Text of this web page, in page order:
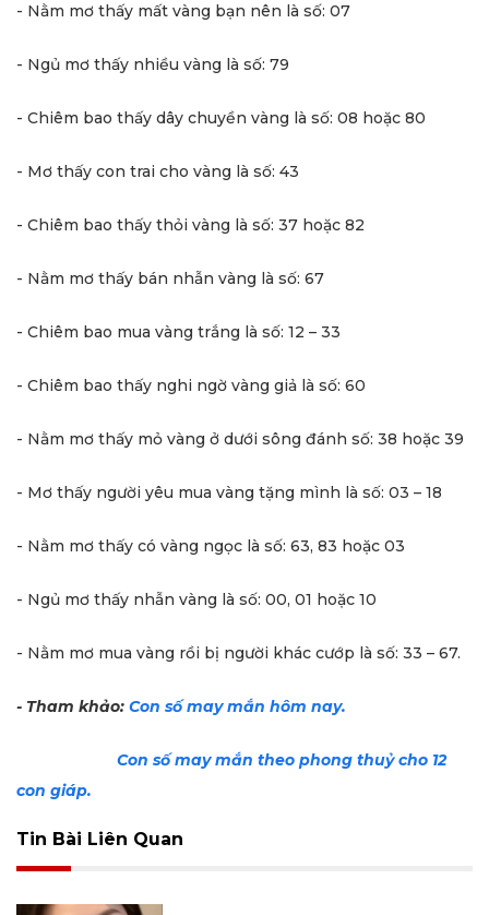
- Nằm mơ thấy mất vàng bạn nên là số: 07
- Ngủ mơ thấy nhiều vàng là số: 79
- Chiêm bao thấy dây chuyền vàng là số: 08 hoặc 80
- Mơ thấy con trai cho vàng là số: 43
- Chiêm bao thấy thỏi vàng là số: 37 hoặc 82
- Nằm mơ thấy bán nhẫn vàng là số: 67
- Chiêm bao mua vàng trắng là số: 12 – 33
- Chiêm bao thấy nghi ngờ vàng giả là số: 60
- Nằm mơ thấy mỏ vàng ở dưới sông đánh số: 38 hoặc 39
- Mơ thấy người yêu mua vàng tặng mình là số: 03 – 18
- Nằm mơ thấy có vàng ngọc là số: 63, 83 hoặc 03
- Ngủ mơ thấy nhẫn vàng là số: 00, 01 hoặc 10
- Nằm mơ mua vàng rồi bị người khác cướp là số: 33 – 67.
- Tham khảo: Con số may mắn hôm nay.
Con số may mắn theo phong thuỷ cho 12
con giáp.
Tin Bài Liên Quan